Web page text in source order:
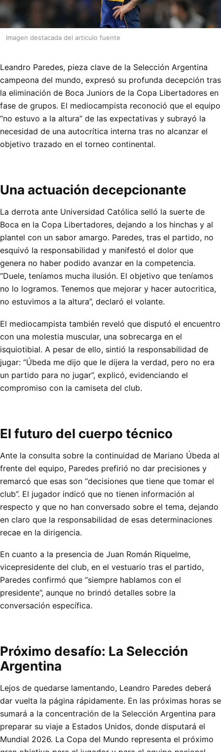
Imagen destacada del articulo fuente
Leandro Paredes, pieza clave de la Selección Argentina
campeona del mundo, expresó su profunda decepción tras
la eliminación de Boca Juniors de la Copa Libertadores en
fase de grupos. El mediocampista reconoció que el equipo
“no estuvo a la altura” de las expectativas y subrayó la
necesidad de una autocrítica interna tras no alcanzar el
objetivo trazado en el torneo continental.
Una actuación decepcionante
La derrota ante Universidad Católica selló la suerte de
Boca en la Copa Libertadores, dejando a los hinchas y al
plantel con un sabor amargo. Paredes, tras el partido, no
esquivó la responsabilidad y manifestó el dolor que
genera no haber podido avanzar en la competencia.
“Duele, teníamos mucha ilusión. El objetivo que teníamos
no lo logramos. Tenemos que mejorar y hacer autocritica,
no estuvimos a la altura”, declaró el volante.
El mediocampista también reveló que disputó el encuentro
con una molestia muscular, una sobrecarga en el
isquiotibial. A pesar de ello, sintió la responsabilidad de
jugar: “Úbeda me dijo que le dijera la verdad, pero no era
un partido para no jugar”, explicó, evidenciando el
compromiso con la camiseta del club.
El futuro del cuerpo técnico
Ante la consulta sobre la continuidad de Mariano Úbeda al
frente del equipo, Paredes prefirió no dar precisiones y
remarcó que esas son “decisiones que tiene que tomar el
club”. El jugador indicó que no tienen información al
respecto y que no han conversado sobre el tema, dejando
en claro que la responsabilidad de esas determinaciones
recae en la dirigencia.
En cuanto a la presencia de Juan Román Riquelme,
vicepresidente del club, en el vestuario tras el partido,
Paredes confirmó que “siempre hablamos con el
presidente”, aunque no brindó detalles sobre la
conversación específica.
Próximo desafío: La Selección
Argentina
Lejos de quedarse lamentando, Leandro Paredes deberá
dar vuelta la página rápidamente. En las próximas horas se
sumará a la concentración de la Selección Argentina para
preparar su viaje a Estados Unidos, donde disputará el
Mundial 2026. La Copa del Mundo representa el próximo